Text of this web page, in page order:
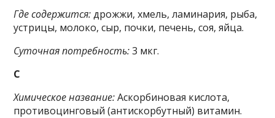
Где содержится:дрожжи, хмель, ламинария, рыба,
устрицы, молоко, сыр, почки, печень, соя, яйца.
Суточная потребность:3 мкг.
C
Химическое название:Аскорбиновая кислота,
противоцинговый (антискорбутный) витамин.